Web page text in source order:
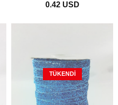
cm
0.42 USD
TÜKENDI